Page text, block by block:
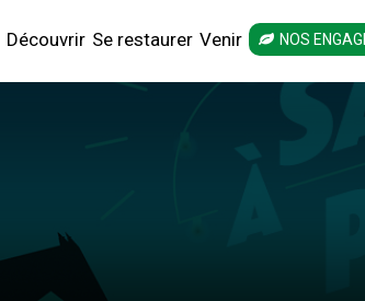
Découvrir Se restaurer Venir NOS